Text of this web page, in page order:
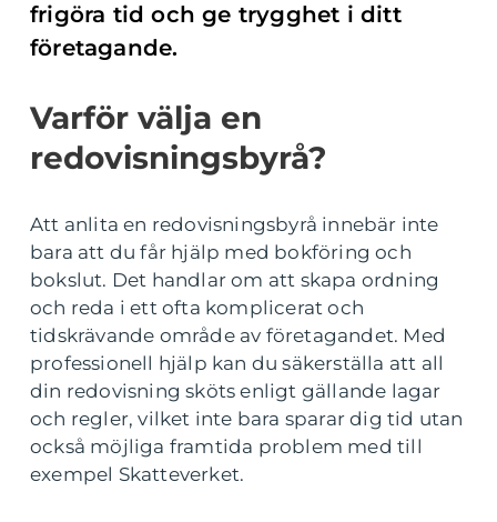
frigöra tid och ge trygghet i ditt
företagande.
Varför välja en
redovisningsbyrå?
Att anlita en redovisningsbyrå innebär inte
bara att du får hjälp med bokföring och
bokslut. Det handlar om att skapa ordning
och reda i ett ofta komplicerat och
tidskrävande område av företagandet. Med
professionell hjälp kan du säkerställa att all
din redovisning sköts enligt gällande lagar
och regler, vilket inte bara sparar dig tid utan
också möjliga framtida problem med till
exempel Skatteverket.